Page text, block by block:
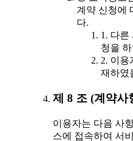
계약 신청에
다.
1. 다른
청을
2. 이용
재하였
제 8 조 (계약사
이용자는 다음 사
스에 접속하여 서